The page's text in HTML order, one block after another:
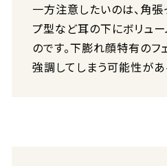
一方注意したいのは、角張
プ型など耳の下にボリュ
のです。下膨れ顔特有のフ
強調してしまう可能性があ